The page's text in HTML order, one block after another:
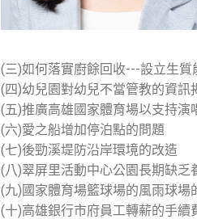
(三)如何落實廚餘回收---設立生質
(四)幼兒園對幼兒不當管教的資訊
(五)推廣高雄國家體育場以支持演
(六)愛之船增加停泊點的問題
(七)後勁溪堤防沿岸環境的改造
(八)翠屏里活動中心公園長期缺乏
(九)國家體育場籃球場的風雨球場
(十)高雄銀行市府員工轉薪的手續